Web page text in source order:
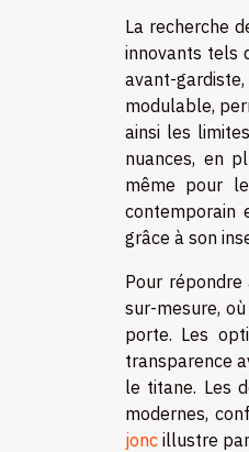
La recherche
innovants tels
avant-
modulable,
ainsi les
nuances, en
même pour
contemporain
grâce à son
Pour
sur-mesure,
porte. Les
transparence
le titane. Les
modernes,
jonc illustre